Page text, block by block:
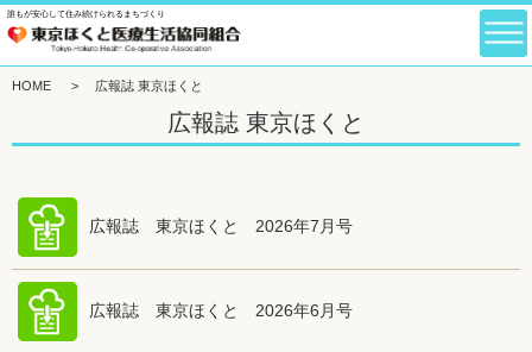
誰もが安心して住み続けられるまちづくり
HOME > 広報誌 東京ほくと
広報誌 東京ほくと
広報誌 東京ほくと 2026年7月号
広報誌 東京ほくと 2026年6月号